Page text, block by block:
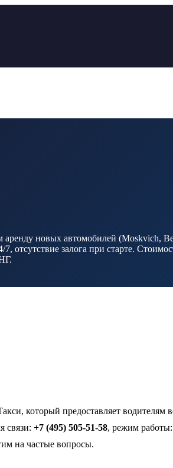
новых автомобилей (Moskvich,
залога при старте.
который предоставляет
связи: +7 (495) 505-51-58, режим работы:
на частые вопросы.